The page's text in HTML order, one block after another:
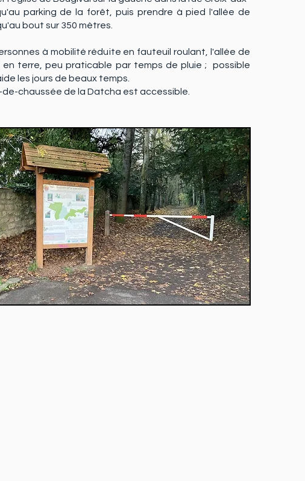
parking de la forêt, puis prendre à pied l'allée de
bout sur 350 mètres.
à mobilité réduite en fauteuil roulant, l'allée de
en terre, peu praticable par temps de pluie ; possible
les jours de beaux temps.
de-chaussée de la Datcha est accessible.